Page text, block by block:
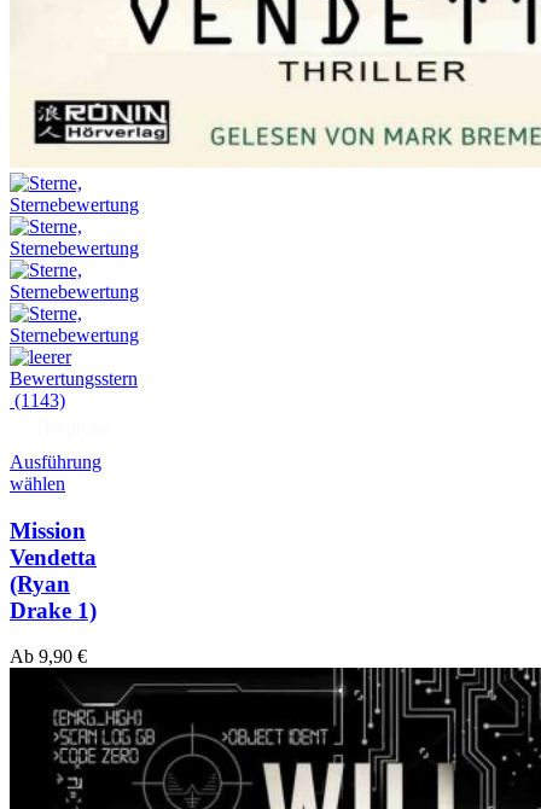
(1143)
Ausführung
wählen
Mission
Vendetta
(Ryan
Drake 1)
Ab 9,90 €